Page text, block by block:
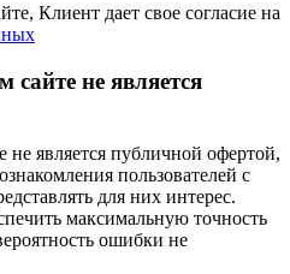
Клиент дает свое согласие на
не является
является публичной офертой,
пользователей с
для них интерес.
максимальную точность
ошибки не